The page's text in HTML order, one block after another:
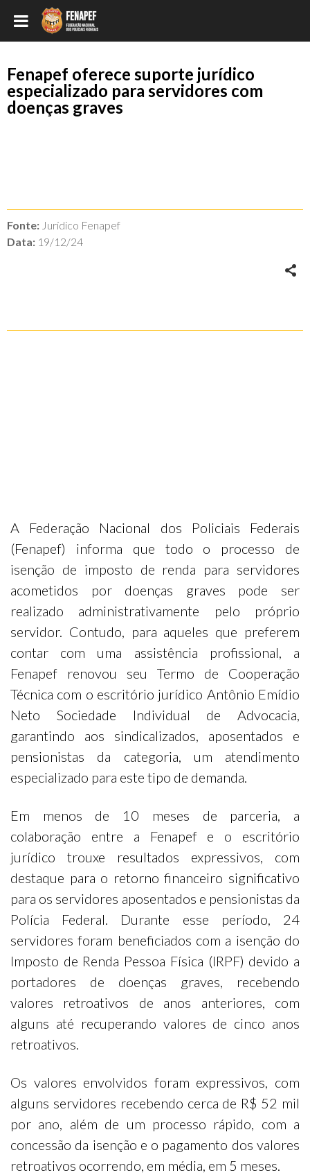
Fenapef oferece suporte jurídico
especializado para servidores com
doenças graves
Fonte: Jurídico Fenapef
Data: 19/12/24
A Federação Nacional dos Policiais Federais
(Fenapef) informa que todo o processo de
isenção de imposto de renda para servidores
acometidos por doenças graves pode ser
realizado administrativamente pelo próprio
servidor. Contudo, para aqueles que preferem
contar com uma assistência profissional, a
Fenapef renovou seu Termo de Cooperação
Técnica com o escritório jurídico Antônio Emídio
Neto Sociedade Individual de Advocacia,
garantindo aos sindicalizados, aposentados e
pensionistas da categoria, um atendimento
especializado para este tipo de demanda.
Em menos de 10 meses de parceria, a
colaboração entre a Fenapef e o escritório
jurídico trouxe resultados expressivos, com
destaque para o retorno financeiro significativo
para os servidores aposentados e pensionistas da
Polícia Federal. Durante esse período, 24
servidores foram beneficiados com a isenção do
Imposto de Renda Pessoa Física (IRPF) devido a
portadores de doenças graves, recebendo
valores retroativos de anos anteriores, com
alguns até recuperando valores de cinco anos
retroativos.
Os valores envolvidos foram expressivos, com
alguns servidores recebendo cerca de R$ 52 mil
por ano, além de um processo rápido, com a
concessão da isenção e o pagamento dos valores
retroativos ocorrendo, em média, em 5 meses.